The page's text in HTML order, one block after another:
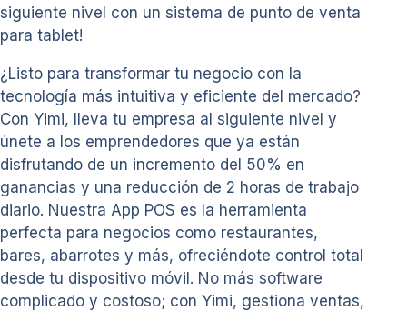
siguiente nivel con un sistema de punto de venta
para tablet!
¿Listo para transformar tu negocio con la
tecnología más intuitiva y eficiente del mercado?
Con Yimi, lleva tu empresa al siguiente nivel y
únete a los emprendedores que ya están
disfrutando de un incremento del 50% en
ganancias y una reducción de 2 horas de trabajo
diario. Nuestra App POS es la herramienta
perfecta para negocios como restaurantes,
bares, abarrotes y más, ofreciéndote control total
desde tu dispositivo móvil. No más software
complicado y costoso; con Yimi, gestiona ventas,